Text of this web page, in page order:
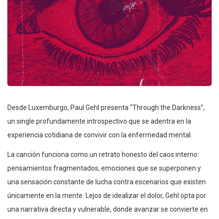
Desde Luxemburgo, Paul Gehl presenta “Through the Darkness”,
un single profundamente introspectivo que se adentra en la
experiencia cotidiana de convivir con la enfermedad mental.
La canción funciona como un retrato honesto del caos interno:
pensamientos fragmentados, emociones que se superponen y
una sensación constante de lucha contra escenarios que existen
únicamente en la mente. Lejos de idealizar el dolor, Gehl opta por
una narrativa directa y vulnerable, donde avanzar se convierte en